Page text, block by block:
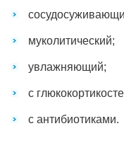
муколитический;
увлажняющий;
с
с антибиотиками.